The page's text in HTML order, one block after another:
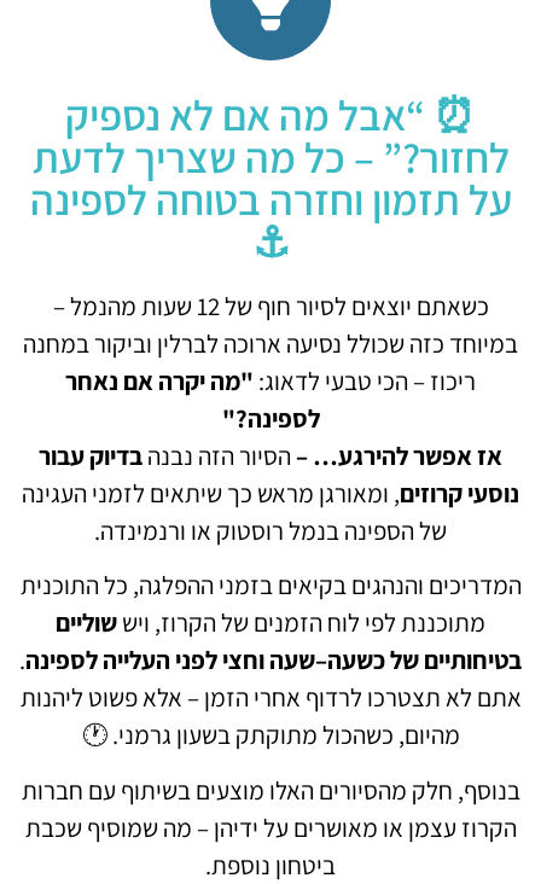
⏰ “אבל מה אם לא נספיק
לחזור?” – כל מה שצריך לדעת
על תזמון וחזרה בטוחה לספינה
⚓
כשאתם יוצאים לסיור חוף של 12 שעות מהנמל –
במיוחד כזה שכולל נסיעה ארוכה לברלין וביקור במחנה
ריכוז – הכי טבעי לדאוג: "מה יקרה אם נאחר
לספינה?"
אז אפשר להירגע… –הסיור הזה נבנהבדיוק עבור
נוסעי קרוזים, ומאורגן מראש כך שיתאים לזמני העגינה
של הספינה בנמל רוסטוק או ורנמינדה.
המדריכים והנהגים בקיאים בזמני ההפלגה, כל התוכנית
מתוכננת לפי לוח הזמנים של הקרוז, ויששוליים
בטיחותיים של כשעה–שעה וחצי לפני העלייה לספינה.
אתם לא תצטרכו לרדוף אחרי הזמן – אלא פשוט ליהנות
מהיום, כשהכול מתוקתק בשעון גרמני. 🕐
בנוסף, חלק מהסיורים האלו מוצעים בשיתוף עם חברות
הקרוז עצמן או מאושרים על ידיהן – מה שמוסיף שכבת
ביטחון נוספת.